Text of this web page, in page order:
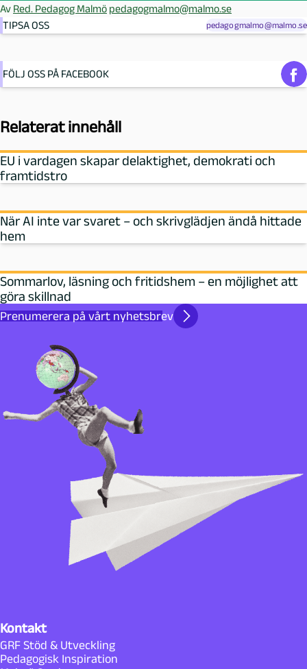
Av Red. Pedagog Malmö pedagogmalmo@malmo.se
TIPSA OSS
pedagogmalmo@malmo.se
FÖLJ OSS PÅ FACEBOOK
Relaterat innehåll
EU i vardagen skapar delaktighet, demokrati och
framtidstro
När AI inte var svaret – och skrivglädjen ändå hittade
hem
Sommarlov, läsning och fritidshem – en möjlighet att
göra skillnad
Prenumerera på vårt nyhetsbrev
Kontakt
GRF Stöd & Utveckling
Pedagogisk Inspiration